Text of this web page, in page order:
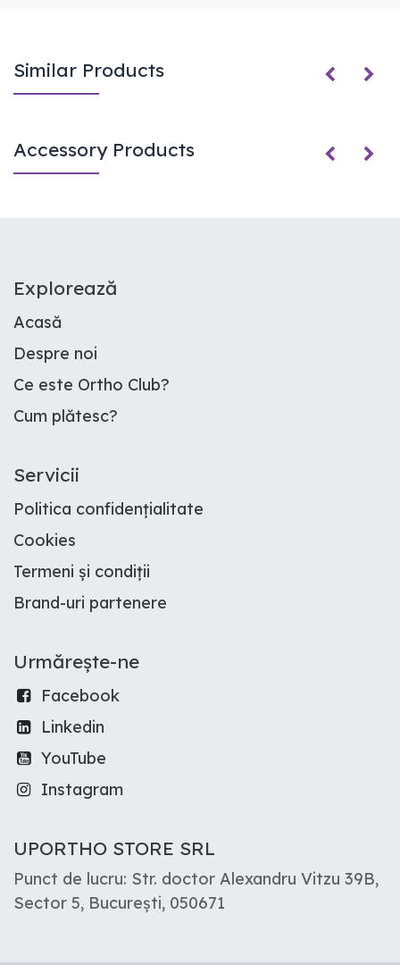
Similar Products
Accessory Products
E​xplorează
Acasă
Despre noi
Ce este Ortho Club?
Cum plătesc?
Servicii
Politica confidențialitate
Cookies
Termeni și condiții
Brand-uri partenere
Urmărește-ne
Facebook
Linkedin
YouTube
Instagram
UPORTHO STORE SRL
Punct de lucru: Str. doctor Alexandru Vitzu 39B,
Sector 5, București, 050671